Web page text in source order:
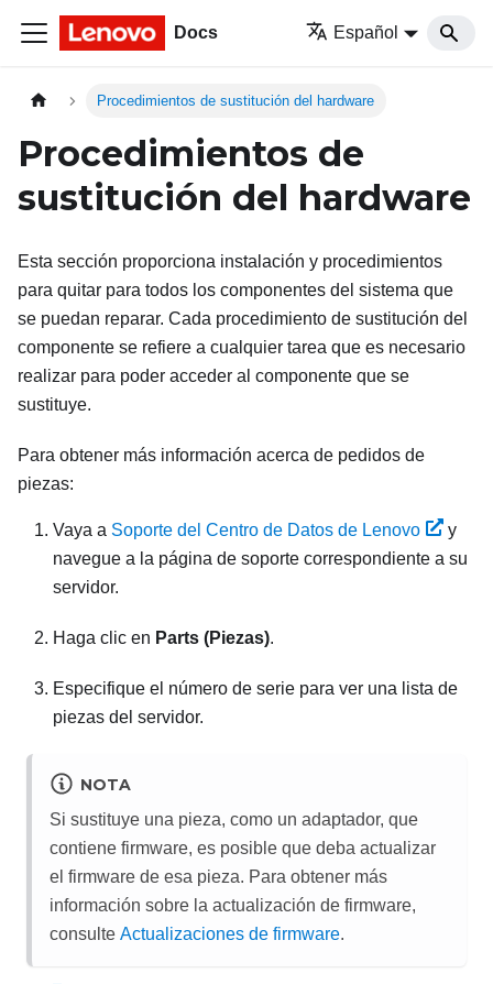
Docs Español
Procedimientos de sustitución del hardware
Procedimientos de
sustitución del hardware
Esta sección proporciona instalación y procedimientos
para quitar para todos los componentes del sistema que
se puedan reparar. Cada procedimiento de sustitución del
componente se refiere a cualquier tarea que es necesario
realizar para poder acceder al componente que se
sustituye.
Para obtener más información acerca de pedidos de
piezas:
Vaya a Soporte del Centro de Datos de Lenovo
y
navegue a la página de soporte correspondiente a su
servidor.
Haga clic en Parts (Piezas).
Especifique el número de serie para ver una lista de
piezas del servidor.
NOTA
Si sustituye una pieza, como un adaptador, que
contiene firmware, es posible que deba actualizar
el firmware de esa pieza. Para obtener más
información sobre la actualización de firmware,
consulte Actualizaciones de firmware.